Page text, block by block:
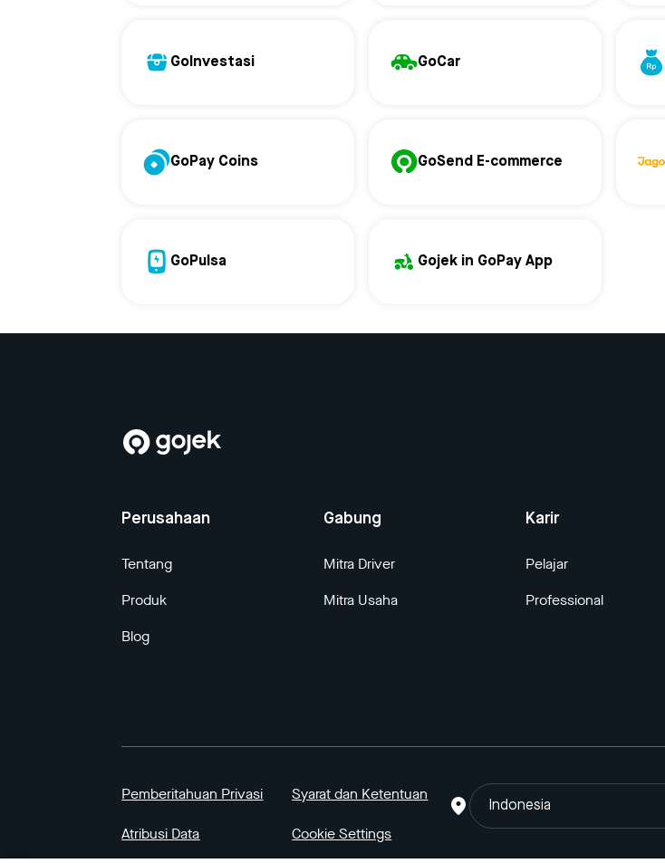
GoInvestasi GoCar
GoPay Coins GoSend E-commerce
GoPulsa Gojek in GoPay App
Perusahaan
Tentang
Produk
Blog
Gabung
Mitra Driver
Mitra Usaha
Karir
Pelajar
Professional
Pemberitahuan Privasi Syarat dan Ketentuan
Atribusi Data Cookie Settings
Indonesia